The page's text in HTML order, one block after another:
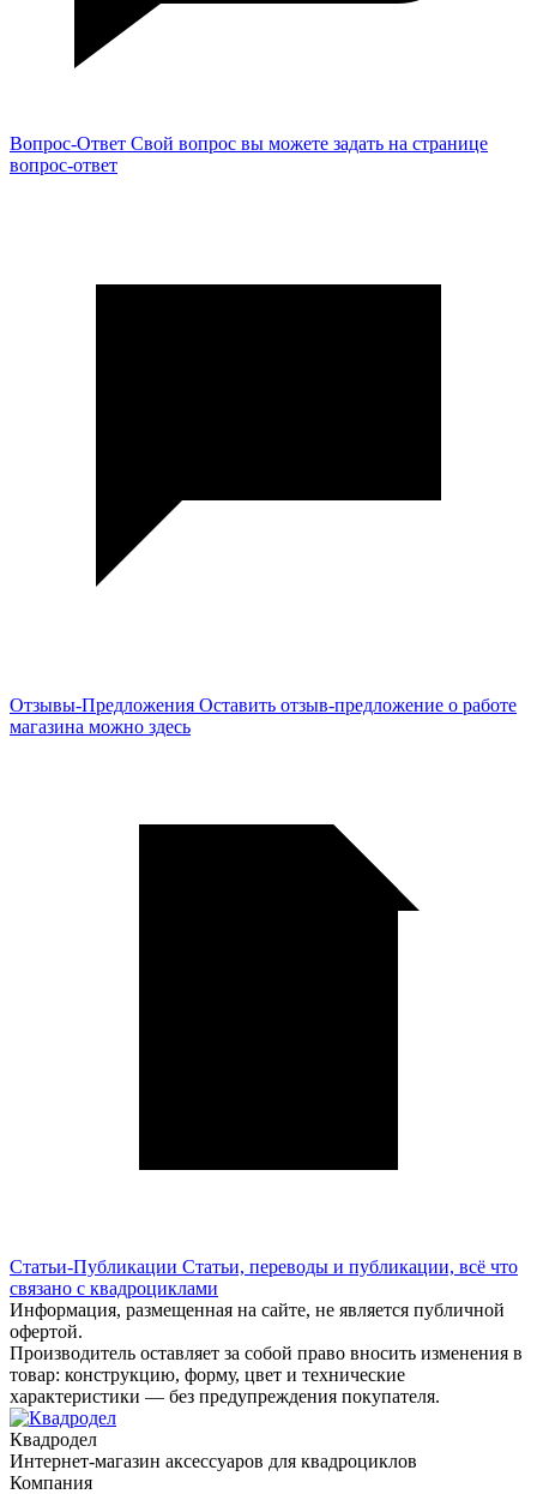
Вопрос-Ответ Свой вопрос вы можете задать на странице
вопрос-ответ
Отзывы-Предложения Оставить отзыв-предложение о работе
магазина можно здесь
Статьи-Публикации Статьи, переводы и публикации, всё что
связано с квадроциклами
Информация, размещенная на сайте, не является публичной
офертой.
Производитель оставляет за собой право вносить изменения в
товар: конструкцию, форму, цвет и технические
характеристики — без предупреждения покупателя.
Квадродел
Интернет-магазин аксессуаров для квадроциклов
Компания